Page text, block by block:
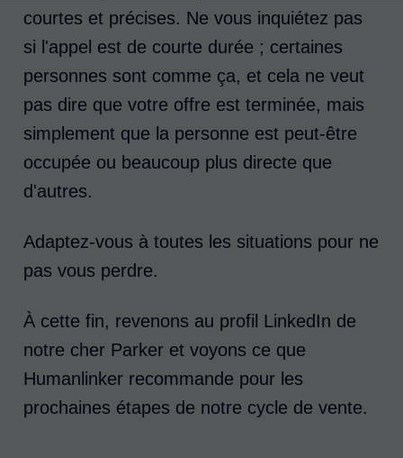
courtes et précises. Ne vous inquiétez pas
si l'appel est de courte durée ; certaines
personnes sont comme ça, et cela ne veut
pas dire que votre offre est terminée, mais
simplement que la personne est peut-être
occupée ou beaucoup plus directe que
d'autres.
Adaptez-vous à toutes les situations pour ne
pas vous perdre.
À cette fin, revenons au profil LinkedIn de
notre cher Parker et voyons ce que
Humanlinker recommande pour les
prochaines étapes de notre cycle de vente.